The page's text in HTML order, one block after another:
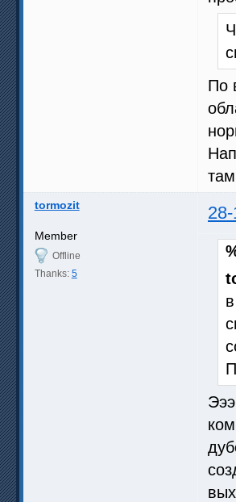
По
tormozit
Member
Offline
Thanks: 5